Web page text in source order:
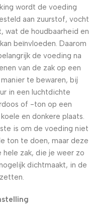
wordt de voeding
aan zuurstof, vocht
wat de houdbaarheid en
beïnvloeden. Daarom
de voeding na
van de zak op een
te bewaren, bij
in een luchtdichte
of -ton op een
en donkere plaats.
is om de voeding niet
ton te doen, maar deze
hele zak, die je weer zo
dichtmaakt, in de